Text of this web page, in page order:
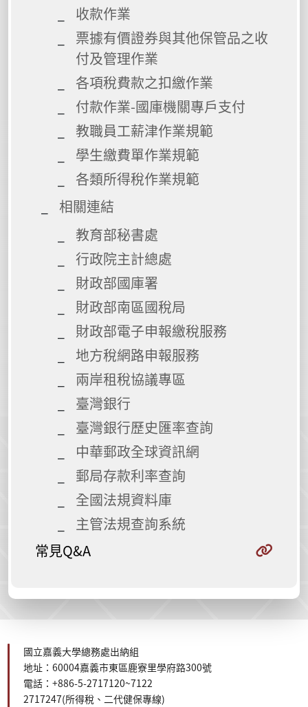
收款作業
票據有價證券與其他保管品之收
付及管理作業
各項稅費款之扣繳作業
付款作業-國庫機關專戶支付
教職員工薪津作業規範
學生繳費單作業規範
各類所得稅作業規範
相關連結
教育部秘書處
行政院主計總處
財政部國庫署
財政部南區國稅局
財政部電子申報繳稅服務
地方稅網路申報服務
兩岸租稅協議專區
臺灣銀行
臺灣銀行歷史匯率查詢
中華郵政全球資訊網
郵局存款利率查詢
全國法規資料庫
主管法規查詢系統
常見Q&A
國立嘉義大學總務處出納組
地址：60004嘉義市東區鹿寮里學府路300號
電話：+886-5-2717120~7122
2717247(所得稅、二代健保專線)